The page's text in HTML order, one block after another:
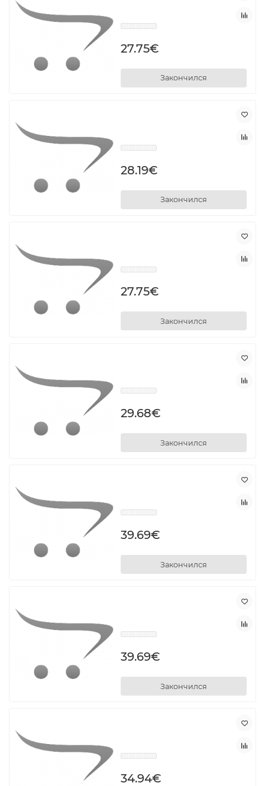
27.75€
Закончился
28.19€
Закончился
27.75€
Закончился
29.68€
Закончился
39.69€
Закончился
39.69€
Закончился
34.94€